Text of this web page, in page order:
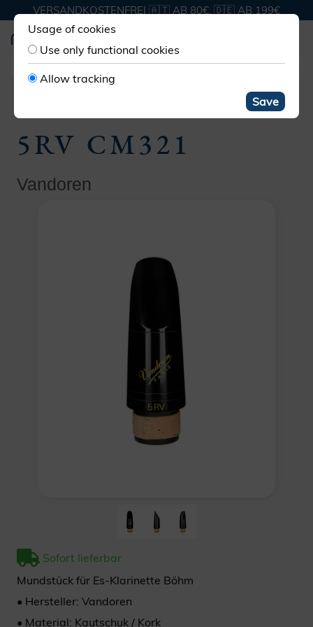
VERSANDKOSTENFREI 🇦🇹 AB 80€, 🇩🇪 AB 199€
ES BÖHM
5RV CM321
Vandoren
Sofort lieferbar
Mundstück für Es-Klarinette Böhm
• Hersteller: Vandoren
• Material: Kautschuk / Kork
Usage of cookies
Use only functional cookies
Allow tracking
Save